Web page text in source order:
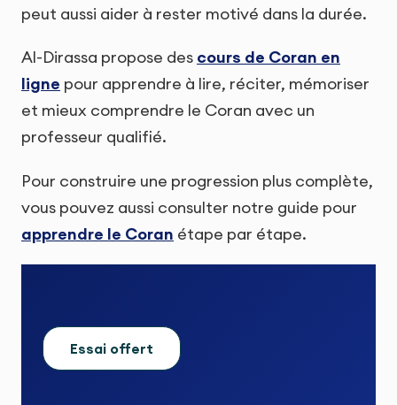
peut aussi aider à rester motivé dans la durée.
Al-Dirassa propose des cours de Coran en
ligne pour apprendre à lire, réciter, mémoriser
et mieux comprendre le Coran avec un
professeur qualifié.
Pour construire une progression plus complète,
vous pouvez aussi consulter notre guide pour
apprendre le Coran étape par étape.
Essai offert